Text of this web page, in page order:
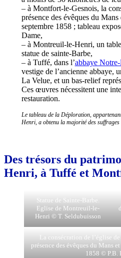
– à Montfort-le-Gesnois, la
présence des évêques du
septembre 1858 ; tableau
Dame,
– à Montreuil-le-Henri, un
statue de sainte-Barbe,
– à Tuffé, dans l’abbaye
vestige de l’ancienne abbaye,
La Velue, et un bas-relief
Ces œuvres nécessitent une
restauration.
Le tableau de la Déploration,
Henri, a obtenu la majorité des
Des trésors du
Henri, à Tuffé et
Statue de Sainte-Barbe.
Eglise de Montreuil-le-
Henri © T. Seldubuisson
La consécration de l’église
présence des évêques du Mans
1858 © P.B.